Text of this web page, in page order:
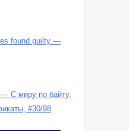
found guilty —
— С миру по байту.
#30/98